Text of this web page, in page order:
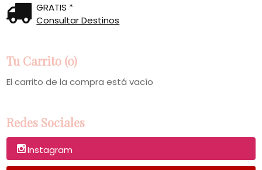
GRATIS *
Consultar Destinos
Tu Carrito (0)
El carrito de la compra está vacío
Redes Sociales
Instagram